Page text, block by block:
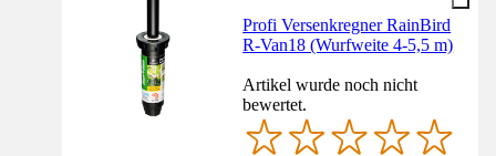
Profi Versenkregner RainBird
R-Van18 (Wurfweite 4-5,5 m)
Artikel wurde noch nicht
bewertet.